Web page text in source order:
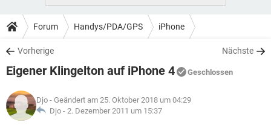
ANDROID IOS
WINDOWS 10
WHATSAPP TIKTOK
FACEBOOK
TIPPS & TRICKS
SPIELE STREAMING
WHATSAPP TIKTOK
FACEBOOK
DOWNLOADS
SPIELE STREAMING
ANDROID
WINDOWS 10 INSTAGRAM
FORUM
SPIELE STREAMING
ANDROID
LEXIKON
Forum Handys/PDA/GPS iPhone
Vorherige Nächste
Eigener Klingelton auf iPhone 4 Geschlossen
Djo - Geändert am 25. Oktober 2018 um 04:29
Djo - 2. Dezember 2011 um 15:37